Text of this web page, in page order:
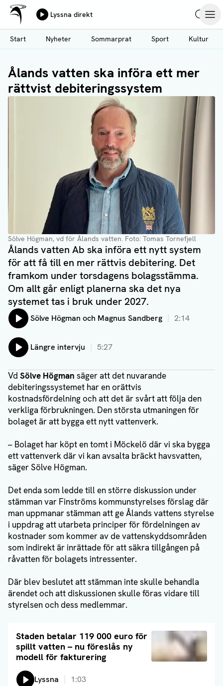
Hoppa
till
huvudinnehåll
Ålands Radio & TV
Lyssna direkt
Start
Nyheter Sommarprat Sport Kultur
Ålands vatten ska införa ett mer
rättvist debiteringssystem
Sölve Högman, vd för Ålands vatten. Foto: Tomas Tornefjell
Ålands vatten Ab ska införa ett nytt system
för att få till en mer rättvis debitering. Det
framkom under torsdagens bolagsstämma.
Om allt går enligt planerna ska det nya
systemet tas i bruk under 2027.
Lyssna på:
Sölve Högman och Magnus Sandberg 2:14
Lyssna på:
Längre intervju 5:27
Vd Sölve Högman säger att det nuvarande
debiteringssystemet har en orättvis
kostnadsfördelning och att det är svårt att följa den
verkliga förbrukningen. Den största utmaningen för
bolaget är att bygga ett nytt vattenverk.
– Bolaget har köpt en tomt i Möckelö där vi ska bygga
ett vattenverk där vi kan avsalta bräckt havsvatten,
säger Sölve Högman.
Det enda som ledde till en större diskussion under
stämman var Finströms kommunstyrelses förslag där
man uppmanar stämman att ge Ålands vattens styrelse
i uppdrag att utarbeta principer för fördelningen av
kostnader som kommer av de vattenskyddsområden
som indirekt är inrättade för att säkra tillgången på
råvatten för bolagets intressenter.
Där blev beslutet att stämman inte skulle behandla
ärendet och att diskussionen skulle föras vidare till
styrelsen och dess medlemmar.
Staden betalar 119 000 euro för
spillt vatten – nu föreslås ny
modell för fakturering
Läs artikel
Lyssna 1:03